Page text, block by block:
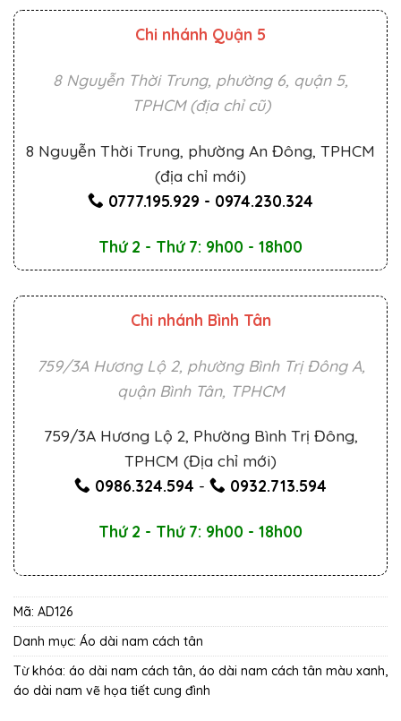
Chi nhánh Quận 5
8 Nguyễn Thời Trung, phường 6, quận 5,
TPHCM (địa chỉ cũ)
8 Nguyễn Thời Trung, phường An Đông, TPHCM
(địa chỉ mới)
0777.195.929 - 0974.230.324
Thứ 2 - Thứ 7: 9h00 - 18h00
Chi nhánh Bình Tân
759/3A Hương Lộ 2, phường Bình Trị Đông A,
quận Bình Tân, TPHCM
759/3A Hương Lộ 2, Phường Bình Trị Đông,
TPHCM (Địa chỉ mới)
0986.324.594 - 0932.713.594
Thứ 2 - Thứ 7: 9h00 - 18h00
Mã: AD126
Danh mục: Áo dài nam cách tân
Từ khóa: áo dài nam cách tân, áo dài nam cách tân màu xanh,
áo dài nam vẽ họa tiết cung đình